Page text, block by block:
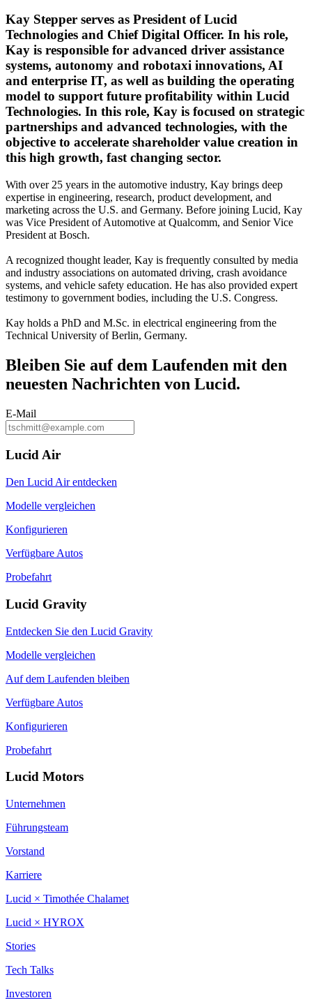
Kay Stepper serves as President of Lucid
Technologies and Chief Digital Officer. In his role,
Kay is responsible for advanced driver assistance
systems, autonomy and robotaxi innovations, AI
and enterprise IT, as well as building the operating
model to support future profitability within Lucid
Technologies. In this role, Kay is focused on strategic
partnerships and advanced technologies, with the
objective to accelerate shareholder value creation in
this high growth, fast changing sector.
With over 25 years in the automotive industry, Kay brings deep
expertise in engineering, research, product development, and
marketing across the U.S. and Germany. Before joining Lucid, Kay
was Vice President of Automotive at Qualcomm, and Senior Vice
President at Bosch.
A recognized thought leader, Kay is frequently consulted by media
and industry associations on automated driving, crash avoidance
systems, and vehicle safety education. He has also provided expert
testimony to government bodies, including the U.S. Congress.
Kay holds a PhD and M.Sc. in electrical engineering from the
Technical University of Berlin, Germany.
Bleiben Sie auf dem Laufenden mit den
neuesten Nachrichten von Lucid.
E-Mail
Lucid Air
Den Lucid Air entdecken
Modelle vergleichen
Konfigurieren
Verfügbare Autos
Probefahrt
Lucid Gravity
Entdecken Sie den Lucid Gravity
Modelle vergleichen
Auf dem Laufenden bleiben
Verfügbare Autos
Konfigurieren
Probefahrt
Lucid Motors
Unternehmen
Führungsteam
Vorstand
Karriere
Lucid × Timothée Chalamet
Lucid × HYROX
Stories
Tech Talks
Investoren